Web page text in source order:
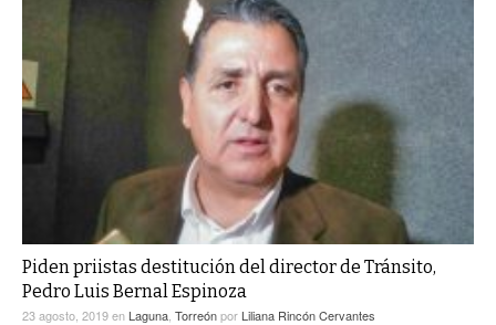
Piden priistas destitución del director de Tránsito,
Pedro Luis Bernal Espinoza
23 agosto, 2019en Laguna Torreónpor Liliana Rincón Cervantes